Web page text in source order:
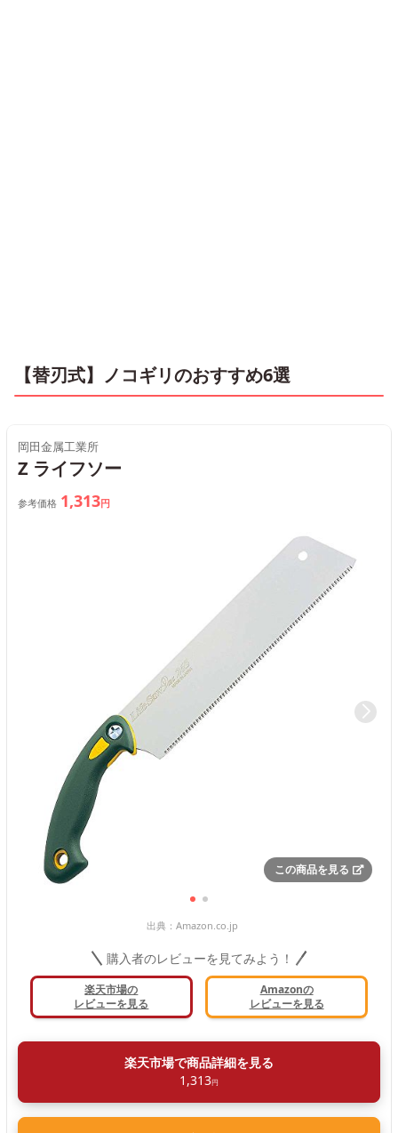
【替刃式】ノコギリのおすすめ6選
岡田金属工業所
Z ライフソー
参考価格 1,313円
この商品を見る
出典： Amazon.co.jp
購入者のレビューを見てみよう！
楽天市場の
レビューを見る
Amazonの
レビューを見る
楽天市場で商品詳細を見る
1,313円